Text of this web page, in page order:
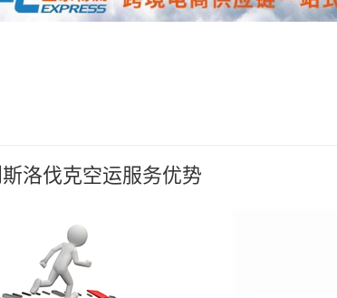
洛伐克空运服务优势